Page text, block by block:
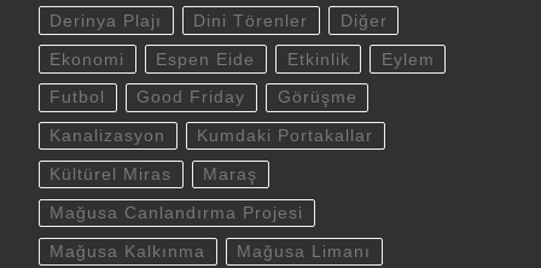
Derinya Plajı Dini Törenler Diğer
Ekonomi Espen Eide Etkinlik Eylem
Futbol Good Friday Görüşme
Kanalizasyon Kumdaki Portakallar
Kültürel Miras Maraş
Mağusa Canlandırma Projesi
Mağusa Kalkınma Mağusa Limanı